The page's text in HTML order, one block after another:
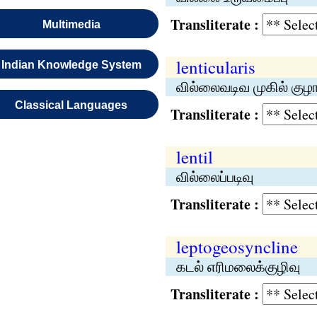
Multimedia
Indian Knowledge System
Classical Languages
Transliterate :
lenticularis
வில்லைவடிவ முகில்
Transliterate :
lentil
வில்லைப்படிவு
Transliterate :
leptogeosyncline
கடல் எரிமலைக்குழிவு
Transliterate :